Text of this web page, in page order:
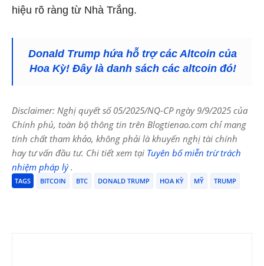
hiệu rõ ràng từ Nhà Trắng.
Donald Trump hứa hỗ trợ các Altcoin của
Hoa Kỳ! Đây là danh sách các altcoin đó!
Disclaimer: Nghị quyết số 05/2025/NQ-CP ngày 9/9/2025 của
Chính phủ, toàn bộ thông tin trên Blogtienao.com chỉ mang
tính chất tham khảo, không phải là khuyến nghị tài chính
hay tư vấn đầu tư. Chi tiết xem tại Tuyên bố miễn trừ trách
nhiệm pháp lý.
TAGS BITCOIN BTC DONALD TRUMP HOA KỲ MỸ TRUMP